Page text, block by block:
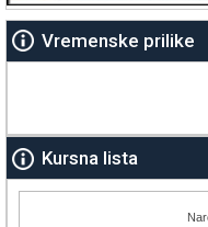
Vremenske prilike
Kursna lista